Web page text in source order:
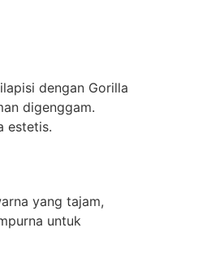
dengan Gorilla
digenggam.
estetis.
yang tajam,
untuk